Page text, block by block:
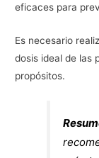
eficaces para
Es necesario
dosis ideal de las
propósitos.